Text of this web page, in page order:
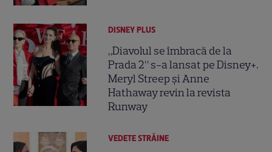
DISNEY PLUS
„Diavolul se îmbracă de la
Prada 2” s-a lansat pe Disney+.
Meryl Streep și Anne
Hathaway revin la revista
Runway
VEDETE STRĂINE